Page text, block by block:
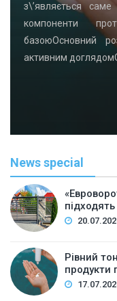
з\’являється
компоненти
базоюОсновний
активним
News special
Рівний
продукти